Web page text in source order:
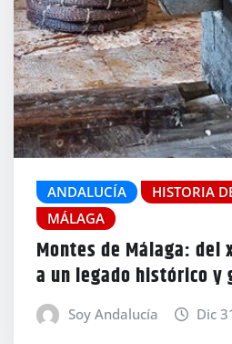
ANDALUCÍA
HISTORIA
MÁLAGA
Montes de Málaga: del
a un legado histórico y
Soy Andalucía Dic